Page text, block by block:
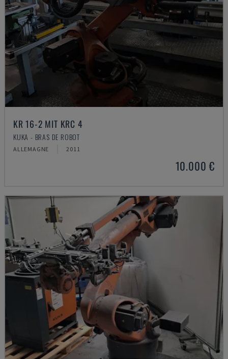
KR 16-2 MIT KRC 4
KUKA - BRAS DE ROBOT
ALLEMAGNE 2011
10.000 €